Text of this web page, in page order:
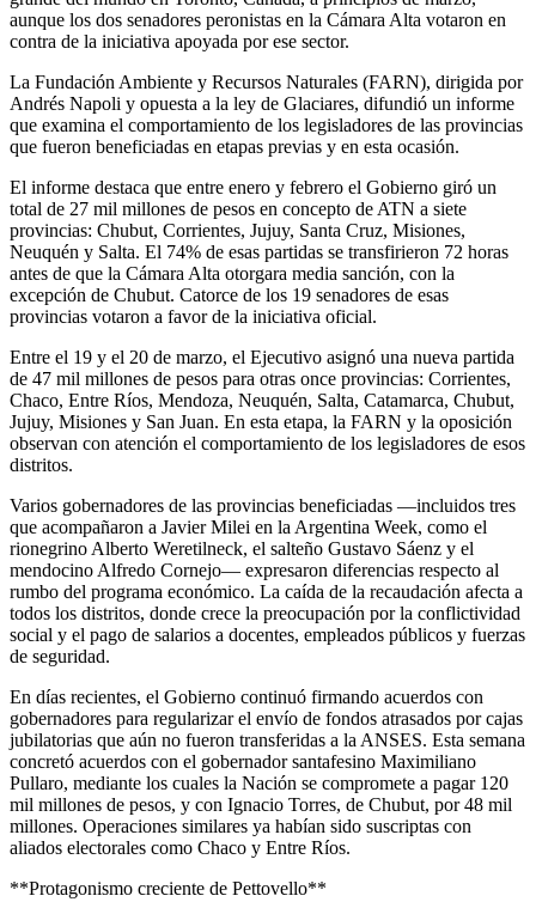
aunque los dos senadores peronistas en la Cámara Alta votaron en
contra de la iniciativa apoyada por ese sector.
La Fundación Ambiente y Recursos Naturales (FARN), dirigida por
Andrés Napoli y opuesta a la ley de Glaciares, difundió un informe
que examina el comportamiento de los legisladores de las provincias
que fueron beneficiadas en etapas previas y en esta ocasión.
El informe destaca que entre enero y febrero el Gobierno giró un
total de 27 mil millones de pesos en concepto de ATN a siete
provincias: Chubut, Corrientes, Jujuy, Santa Cruz, Misiones,
Neuquén y Salta. El 74% de esas partidas se transfirieron 72 horas
antes de que la Cámara Alta otorgara media sanción, con la
excepción de Chubut. Catorce de los 19 senadores de esas
provincias votaron a favor de la iniciativa oficial.
Entre el 19 y el 20 de marzo, el Ejecutivo asignó una nueva partida
de 47 mil millones de pesos para otras once provincias: Corrientes,
Chaco, Entre Ríos, Mendoza, Neuquén, Salta, Catamarca, Chubut,
Jujuy, Misiones y San Juan. En esta etapa, la FARN y la oposición
observan con atención el comportamiento de los legisladores de esos
distritos.
Varios gobernadores de las provincias beneficiadas —incluidos tres
que acompañaron a Javier Milei en la Argentina Week, como el
rionegrino Alberto Weretilneck, el salteño Gustavo Sáenz y el
mendocino Alfredo Cornejo— expresaron diferencias respecto al
rumbo del programa económico. La caída de la recaudación afecta a
todos los distritos, donde crece la preocupación por la conflictividad
social y el pago de salarios a docentes, empleados públicos y fuerzas
de seguridad.
En días recientes, el Gobierno continuó firmando acuerdos con
gobernadores para regularizar el envío de fondos atrasados por cajas
jubilatorias que aún no fueron transferidas a la ANSES. Esta semana
concretó acuerdos con el gobernador santafesino Maximiliano
Pullaro, mediante los cuales la Nación se compromete a pagar 120
mil millones de pesos, y con Ignacio Torres, de Chubut, por 48 mil
millones. Operaciones similares ya habían sido suscriptas con
aliados electorales como Chaco y Entre Ríos.
**Protagonismo creciente de Pettovello**